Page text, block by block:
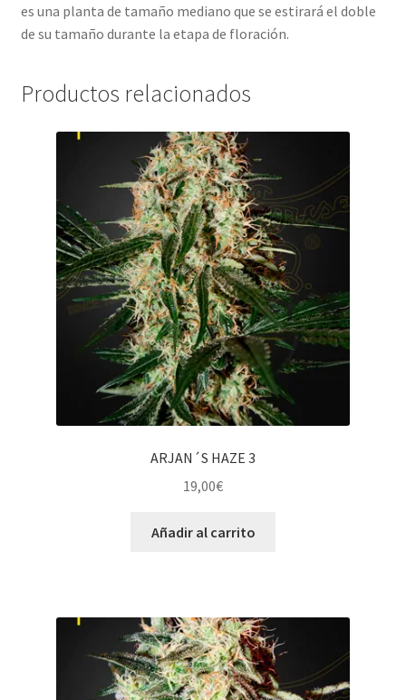
es una planta de tamaño mediano que se estirará el doble
de su tamaño durante la etapa de floración.
Productos relacionados
ARJAN´S HAZE 3
19,00€
Añadir al carrito